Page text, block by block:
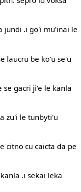
jundi .i go'i mu'inai le
laucru be ko'u se'u
se gacri ji'e le kanla
zu'i le tunbyti'u
citno cu caicta da pe
.i sekai leka